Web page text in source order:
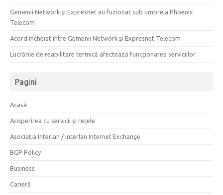
Gemenii Network și Expresnet au fuzionat sub umbrela Phoenix
Telecom
Acord încheiat între Gemenii Network și Expresnet Telecom
Lucrările de reabilitare termică afectează funcționarea serviciilor
Pagini
Acasă
Acoperirea cu servicii și rețele
Asociația Interlan / Interlan Internet Exchange
BGP Policy
Business
Carieră